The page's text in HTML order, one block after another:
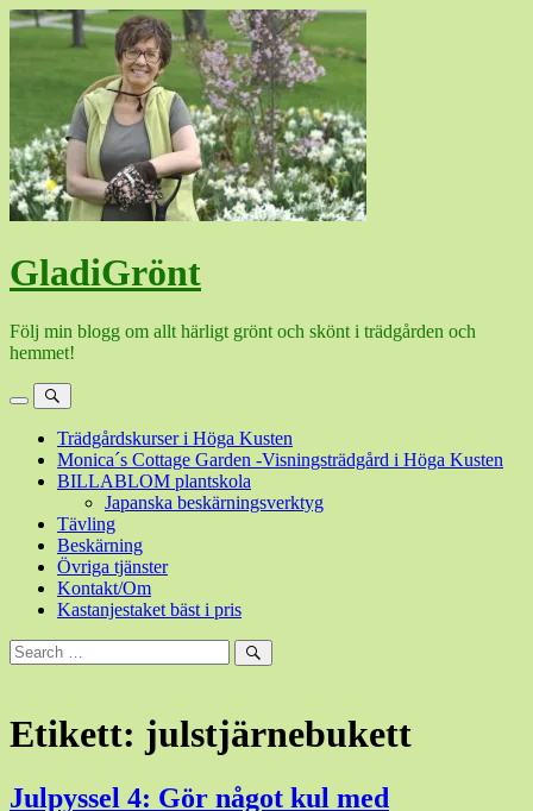
Hoppa
GladiGrönt
Följ min blogg om allt härligt grönt och skönt i trädgården och
hemmet!
MenySök
Trädgårdskurser i Höga Kusten
Monica´s Cottage Garden -Visningsträdgård i Höga Kusten
BILLABLOM plantskola
Japanska beskärningsverktyg
Tävling
Beskärning
Övriga tjänster
Kontakt/Om
Kastanjestaket bäst i pris
Sök
efter:
Sök
Etikett: julstjärnebukett
Julpyssel 4: Gör något kul med